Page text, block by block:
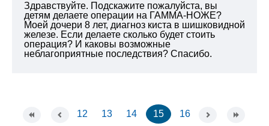
Здравствуйте. Подскажите пожалуйста, вы
детям делаете операции на ГАММА-НОЖЕ?
Моей дочери 8 лет, диагноз киста в шишковидной
железе. Если делаете сколько будет стоить
операция? И каковы возможные
неблагоприятные последствия? Спасибо.
12 13 14 15 16